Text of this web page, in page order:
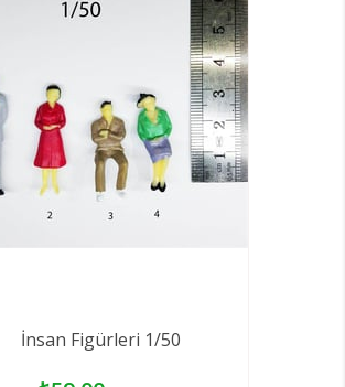
İnsan Figürleri 1/50